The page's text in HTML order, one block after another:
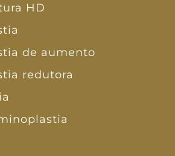
HD
de aumento
redutora